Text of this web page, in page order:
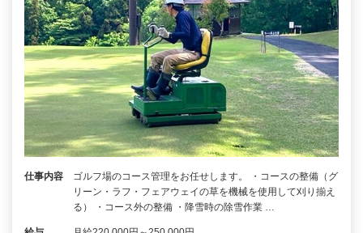
仕事内容
ゴルフ場のコース管理をお任せします。 ・コースの整備（グ
リーン・ラフ・フェアウェイの草を機械を使用して刈り揃え
る） ・コース外の整備 ・降雪時の除雪作業 …